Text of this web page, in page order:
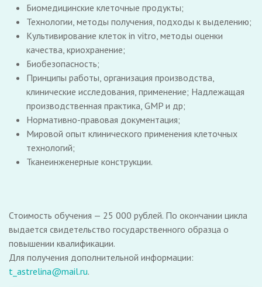
Биомедицинские клеточные продукты;
Технологии, методы получения, подходы к выделению;
Культивирование клеток in vitro, методы оценки
качества, криохранение;
Биобезопасность;
Принципы работы, организация производства,
клинические исследования, применение; Надлежащая
производственная практика, GMP и др;
Нормативно-правовая документация;
Мировой опыт клинического применения клеточных
технологий;
Тканеинженерные конструкции.
Стоимость обучения — 25 000 рублей. По окончании цикла
выдается свидетельство государственного образца о
повышении квалификации.
Для получения дополнительной информации:
t_astrelina@mail.ru.